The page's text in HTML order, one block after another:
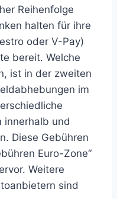
Reihenfolge
halten für ihre
oder V-Pay)
bereit. Welche
ist in der zweiten
im
innerhalb und
Diese Gebühren
Euro-Zone“
Weitere
sind